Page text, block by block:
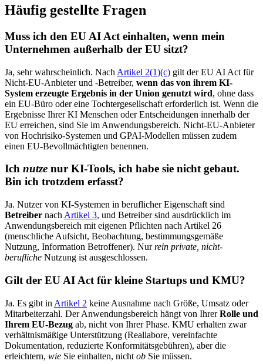
Häufig gestellte Fragen
Muss ich den EU AI Act einhalten, wenn mein
Unternehmen außerhalb der EU sitzt?
Ja, sehr wahrscheinlich. Nach Artikel 2(1)(c) gilt der EU AI Act für
Nicht-EU-Anbieter und -Betreiber, wenn das von ihrem KI-
System erzeugte Ergebnis in der Union genutzt wird, ohne dass
ein EU-Büro oder eine Tochtergesellschaft erforderlich ist. Wenn die
Ergebnisse Ihrer KI Menschen oder Entscheidungen innerhalb der
EU erreichen, sind Sie im Anwendungsbereich. Nicht-EU-Anbieter
von Hochrisiko-Systemen und GPAI-Modellen müssen zudem
einen EU-Bevollmächtigten benennen.
Ich nutze nur KI-Tools, ich habe sie nicht gebaut.
Bin ich trotzdem erfasst?
Ja. Nutzer von KI-Systemen in beruflicher Eigenschaft sind
Betreiber nach Artikel 3, und Betreiber sind ausdrücklich im
Anwendungsbereich mit eigenen Pflichten nach Artikel 26
(menschliche Aufsicht, Beobachtung, bestimmungsgemäße
Nutzung, Information Betroffener). Nurrein private, nicht-
berufliche Nutzung ist ausgeschlossen.
Gilt der EU AI Act für kleine Startups und KMU?
Ja. Es gibt in Artikel 2 keine Ausnahme nach Größe, Umsatz oder
Mitarbeiterzahl. Der Anwendungsbereich hängt von IhrerRolle und
Ihrem EU-Bezug ab, nicht von Ihrer Phase. KMU erhalten zwar
verhältnismäßige Unterstützung (Reallabore, vereinfachte
Dokumentation, reduzierte Konformitätsgebühren), aber die
erleichtern, wie Sie einhalten, nicht ob Sie müssen.